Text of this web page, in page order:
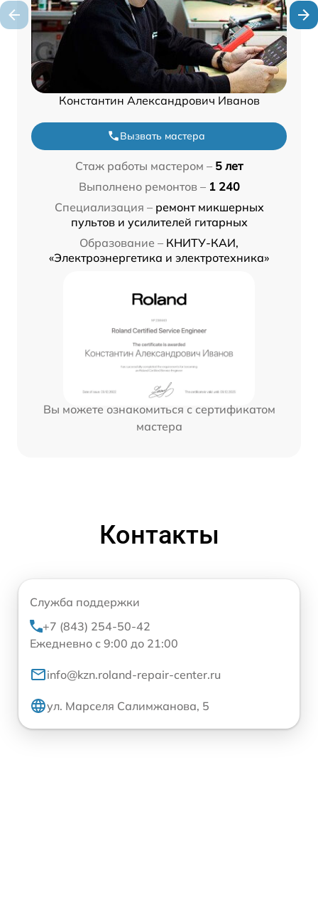
Константин Александрович Иванов
Вызвать мастера
Стаж работы мастером – 5 лет
Выполнено ремонтов – 1 240
Специализация – ремонт микшерных
пультов и усилителей гитарных
Образование – КНИТУ-КАИ,
«Электроэнергетика и электротехника»
Вы можете ознакомиться с сертификатом
мастера
Контакты
Служба поддержки
+7 (843) 254-50-42
Ежедневно с 9:00 до 21:00
info@kzn.roland-repair-center.ru
ул. Марселя Салимжанова, 5